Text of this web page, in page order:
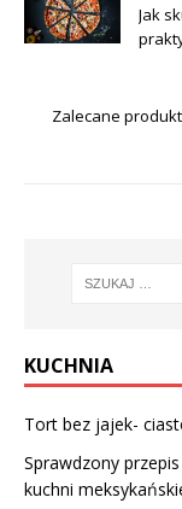
Jak
Zalecane
KUCHNIA
Tort bez jajek-
Sprawdzony
kuchni